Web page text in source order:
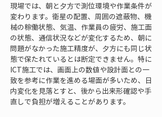
現場では、朝と夕方で測位環境や作業条件が
変わります。衛星の配置、周囲の遮蔽物、機
械の稼働状態、気温、作業員の疲労、施工面
の状態、通信状況などが変化するため、朝に
問題がなかった施工精度が、夕方にも同じ状
態で保たれているとは断定できません。特に
ICT施工では、画面上の数値や設計面との一
致を参考に作業を進める場面が多いため、日
内変化を見落とすと、後から出来形確認や手
直しで負担が増えることがあります。